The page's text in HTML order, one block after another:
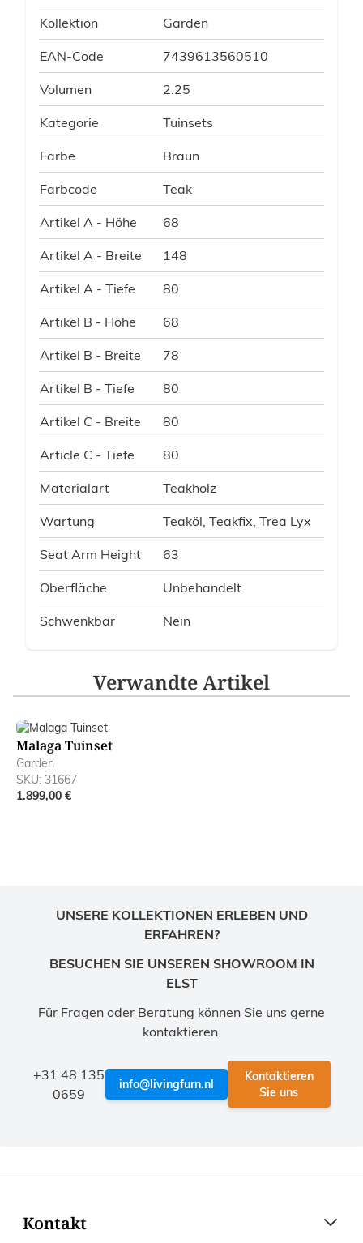
Kollektion Garden
EAN-Code 7439613560510
Volumen 2.25
Kategorie Tuinsets
Farbe Braun
Farbcode Teak
Artikel A - Höhe 68
Artikel A - Breite 148
Artikel A - Tiefe 80
Artikel B - Höhe 68
Artikel B - Breite 78
Artikel B - Tiefe 80
Artikel C - Breite 80
Article C - Tiefe 80
Materialart Teakholz
Wartung Teaköl, Teakfix, Trea Lyx
Seat Arm Height 63
Oberfläche Unbehandelt
Schwenkbar Nein
Verwandte Artikel
Navigating through the elements of the carousel is
Press to skip carousel
Malaga Tuinset
Garden
SKU: 31667
1.899,00 €
UNSERE KOLLEKTIONEN ERLEBEN UND
ERFAHREN?
BESUCHEN SIE UNSEREN SHOWROOM IN
ELST
Für Fragen oder Beratung können Sie uns gerne
kontaktieren.
+31 48 135
0659
info@livingfurn.nl
Kontaktieren
Sie uns
Kontakt